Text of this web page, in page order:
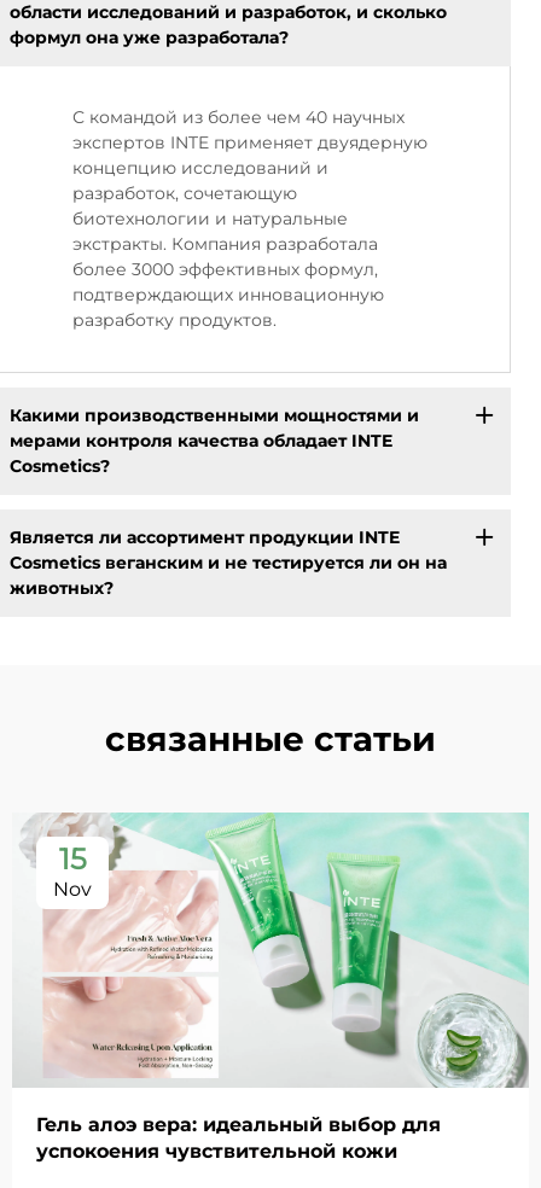
области исследований и разработок, и сколько
формул она уже разработала?
С командой из более чем 40 научных
экспертов INTE применяет двуядерную
концепцию исследований и
разработок, сочетающую
биотехнологии и натуральные
экстракты. Компания разработала
более 3000 эффективных формул,
подтверждающих инновационную
разработку продуктов.
Какими производственными мощностями и
мерами контроля качества обладает INTE
Cosmetics?
Является ли ассортимент продукции INTE
Cosmetics веганским и не тестируется ли он на
животных?
связанные статьи
15
Nov
Гель алоэ вера: идеальный выбор для
успокоения чувствительной кожи